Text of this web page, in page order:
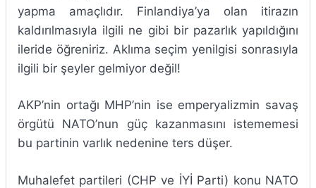
yapma amaçlıdır. Finlandiya’ya olan itirazın
kaldırılmasıyla ilgili ne gibi bir pazarlık yapıldığını
ileride öğreniriz. Aklıma seçim yenilgisi sonrasıyla
ilgili bir şeyler gelmiyor değil!
AKP’nin ortağı MHP’nin ise emperyalizmin savaş
örgütü NATO’nun güç kazanmasını istememesi
bu partinin varlık nedenine ters düşer.
Muhalefet partileri (CHP ve İYİ Parti) konu NATO